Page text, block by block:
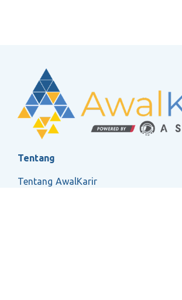
Tentang
Tentang AwalKarir